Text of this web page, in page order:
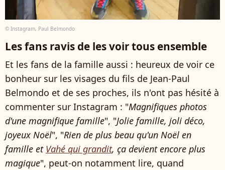
© Instagram, Paul Belmondo
Les fans ravis de les voir tous ensemble
Et les fans de la famille aussi : heureux de voir ce
bonheur sur les visages du fils de Jean-Paul
Belmondo et de ses proches, ils n'ont pas hésité à
commenter sur Instagram : "Magnifiques photos
d'une magnifique famille", "Jolie famille, joli déco,
joyeux Noël", "Rien de plus beau qu'un Noël en
famille et Vahé qui grandit, ça devient encore plus
magique", peut-on notamment lire, quand